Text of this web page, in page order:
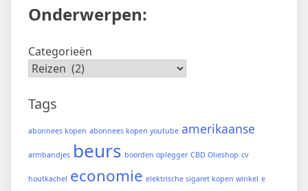
Onderwerpen:
Categorieën
Tags
abonnees kopen abonnees kopen youtube amerikaanse
armbandjes beurs boorden oplegger CBD Olieshop cv
houtkachel economie elektrische sigaret kopen winkel e